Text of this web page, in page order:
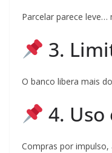
Parcelar parece leve…
3.
O banco libera mais
4.
Compras por impulso,